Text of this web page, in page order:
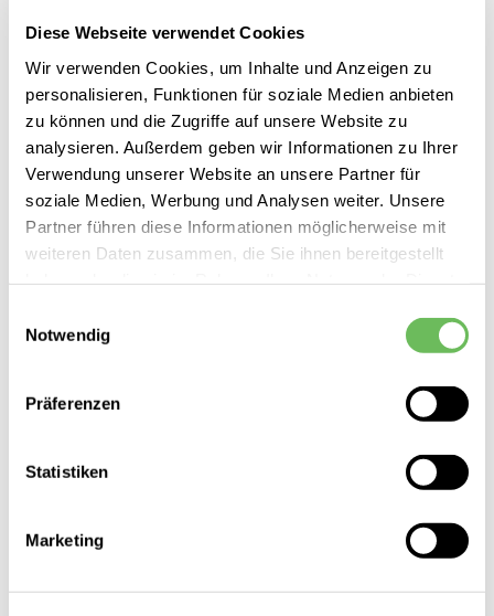
Diese Webseite verwendet Cookies
Wir verwenden Cookies, um Inhalte und Anzeigen zu
personalisieren, Funktionen für soziale Medien anbieten
zu können und die Zugriffe auf unsere Website zu
analysieren. Außerdem geben wir Informationen zu Ihrer
Verwendung unserer Website an unsere Partner für
soziale Medien, Werbung und Analysen weiter. Unsere
Partner führen diese Informationen möglicherweise mit
weiteren Daten zusammen, die Sie ihnen bereitgestellt
Notwendig
Präferenzen
Statistiken
Marketing
YaYa
Damen Bundfaltenhose
89,95 €
44,99 €